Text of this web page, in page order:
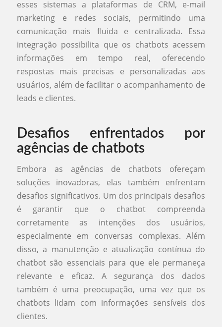
esses sistemas a plataformas de CRM, e-mail
marketing e redes sociais, permitindo uma
comunicação mais fluida e centralizada. Essa
integração possibilita que os chatbots acessem
informações em tempo real, oferecendo
respostas mais precisas e personalizadas aos
usuários, além de facilitar o acompanhamento de
leads e clientes.
Desafios enfrentados por
agências de chatbots
Embora as agências de chatbots ofereçam
soluções inovadoras, elas também enfrentam
desafios significativos. Um dos principais desafios
é garantir que o chatbot compreenda
corretamente as intenções dos usuários,
especialmente em conversas complexas. Além
disso, a manutenção e atualização contínua do
chatbot são essenciais para que ele permaneça
relevante e eficaz. A segurança dos dados
também é uma preocupação, uma vez que os
chatbots lidam com informações sensíveis dos
clientes.